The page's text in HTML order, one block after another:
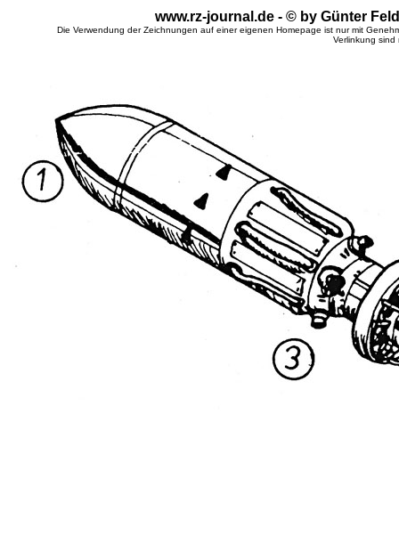
www.rz-journal.de - © by Günter
Die Verwendung der Zeichnungen auf einer eigenen Homepage ist nur mit
Verlinkung sind